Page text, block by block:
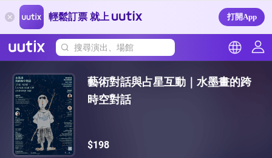
輕鬆訂票 就上 打開App
搜尋演出、場館
藝術對話與占星互動｜水墨畫的跨
時空對話
$198